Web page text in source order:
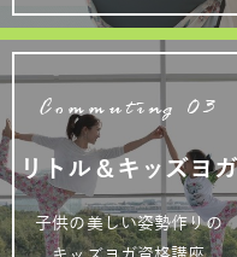
Commuting 03
リトル＆キッズヨガ
子供の美しい姿勢作りの